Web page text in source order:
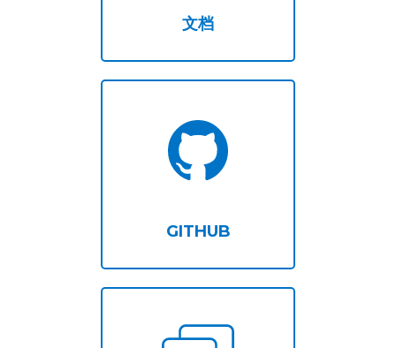
文档
GITHUB